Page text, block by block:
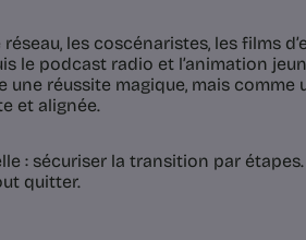
les coscénaristes, les films
le podcast radio et l’animation
une réussite magique, mais
et alignée.
: sécuriser la transition par
quitter.